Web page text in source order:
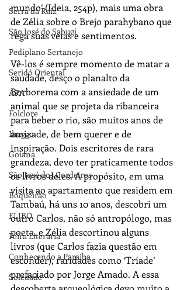
Serra da Raiz
São José do Sabugí
Pediplano Sertanejo
Seridó Oriental
APA
Folclore
Ihaggo
Goiana
São José dos Cordeiros
Boqueirão
FLIBO
Feira Literária
Conhecendo a Paraíba
Soledade
mundo’ (Ideia, 254p), mais uma obra
de Zélia sobre o Brejo parahybano que
rega suas veias e sentimentos.
Vê-los é sempre momento de matar a
saudade, desço o planalto da
Borborema com a ansiedade de um
animal que se projeta da ribanceira
para beber o rio, são muitos anos de
amizade, de bem querer e de
inspiração. Dois escritores de rara
grandeza, devo ter praticamente todos
os livros deles. A propósito, em uma
visita ao apartamento que residem em
Tambaú, há uns 10 anos, descobri um
outro Carlos, não só antropólogo, mas
poeta, e Zélia descortinou alguns
livros (que Carlos fazia questão em
esconder), raridades como ‘Tríade’
prefaciado por Jorge Amado. A essa